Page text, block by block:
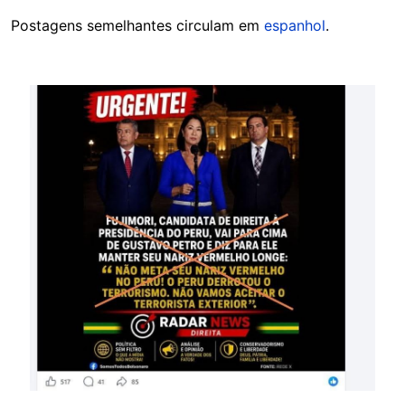
Postagens semelhantes circulam em espanhol.